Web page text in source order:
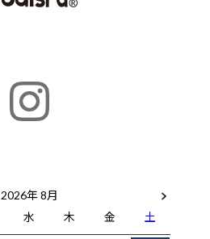
2026年 8月
水 木 金
土